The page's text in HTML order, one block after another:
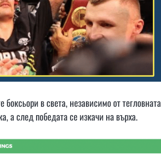
в света, независимо от тегловната
а след победата се изкачи на върха.